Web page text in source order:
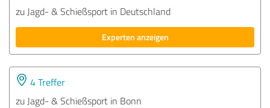
zu Jagd- & Schießsport in Deutschland
Experten anzeigen
4 Treffer
zu Jagd- & Schießsport in Bonn